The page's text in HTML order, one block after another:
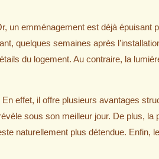
un emménagement est déjà épuisant
quelques semaines après
du logement. Au contraire, la
effet, il offre plusieurs avantages
sous son meilleur jour. De plus, la
naturellement plus détendue. Enfin,